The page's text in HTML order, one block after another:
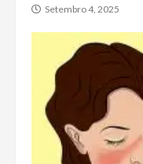
Setembro 4, 2025